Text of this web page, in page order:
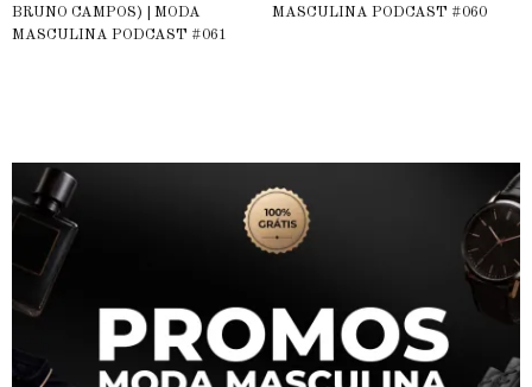
BRUNO CAMPOS) | MODA
MASCULINA PODCAST #061
MASCULINA PODCAST #060